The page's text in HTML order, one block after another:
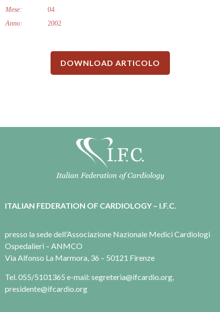
Mese:
04
Anno:
2002
DOWNLOAD ARTICOLO
ITALIAN FEDERATION OF CARDIOLOGY – I.F.C.
presso la sede dell’Associazione Nazionale Medici Cardiologi
Ospedalieri – ANMCO
Via Alfonso La Marmora, 36 – 50121 Firenze
Tel. 055/5101365 e-mail: segreteria@ifcardio.org,
presidente@ifcardio.org